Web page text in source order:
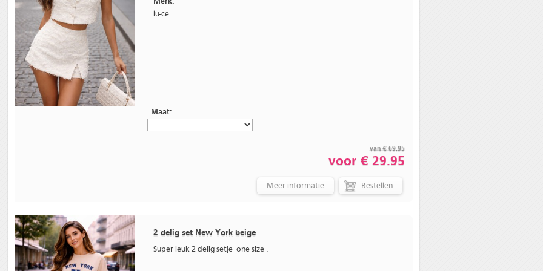
lu-ce
Maat:
van € 69.95
voor € 29.95
Meer informatie
2 delig set New York beige
Super leuk 2 delig setje one size .